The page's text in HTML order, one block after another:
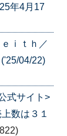
年4月17
ｉｔｈ／
04/22)
式サイト>
数は３１